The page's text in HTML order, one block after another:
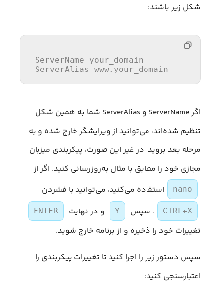
شکل زیر باشند:
ServerName your_domain
ServerAlias
اگر ServerName و ServerAlias شما به همین شکل
تنظیم شده‌اند، می‌توانید از ویرایشگر خارج شده و به
مرحله بعد بروید. در غیر این صورت، پیکربندی میزبان
مجازی خود را مطابق با مثال به‌روزرسانی کنید. اگر از
nano استفاده می‌کنید، می‌توانید با فشردن
CTRL+X ، سپس Y و در نهایت ENTER
تغییرات خود را ذخیره و از برنامه خارج شوید.
سپس دستور زیر را اجرا کنید تا تغییرات پیکربندی را
اعتبارسنجی کنید: